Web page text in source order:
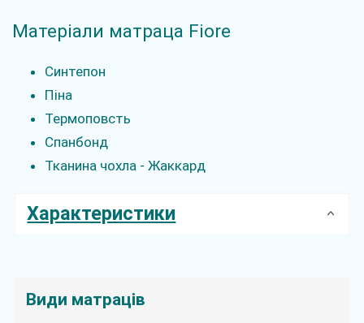
Матеріали матраца Fiore
Синтепон
Піна
Термоповсть
Спанбонд
Тканина чохла - Жаккард
Характеристики
Види матраців